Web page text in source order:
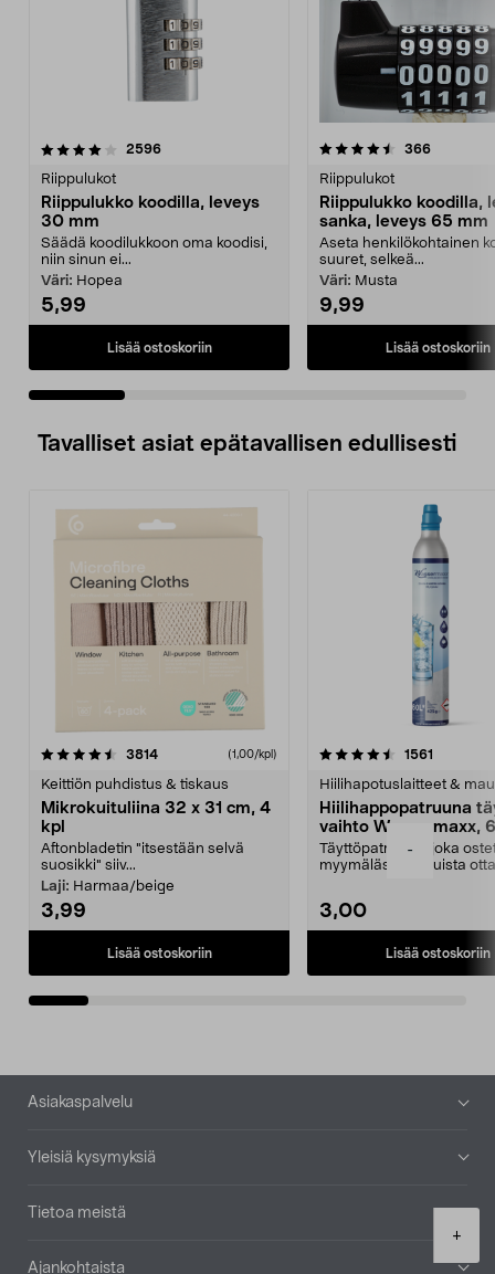
-
+
2596arvostelut
Riippulukot
Riippulukko koodilla, leveys
30 mm
Säädä koodilukkoon oma koodisi,
niin sinun ei...
Väri: Hopea
5,99
Lisää ostoskoriin
4.5 viidestä
366arvostelut
Riippulukot
Riippulukko koodilla,
sanka, leveys 65 mm
Aseta henkilökohtainen
suuret, selkeä...
Väri: Musta
9,99
Lisää ostoskoriin
4.0 viidestä
Tavalliset asiat epätavallisen edullisesti
3814arvostelut (1,00/kpl)
Keittiön puhdistus & tiskaus
Mikrokuituliina 32 x 31 cm, 4
kpl
Aftonbladetin "itsestään selvä
suosikki" siiv...
Laji: Harmaa/beige
3,99
Lisää ostoskoriin
4.5viidestä
1561
Hiilihapotuslaitteet &
Hiilihappopatruuna
vaihto Wassermaxx,
Täyttöpatruuna, joka
myymälästä – muista
3,00
Lisää ostoskoriin
4.5viidestä
Alatunniste
Asiakaspalvelu
Yleisiä kysymyksiä
Tietoa meistä
Ajankohtaista